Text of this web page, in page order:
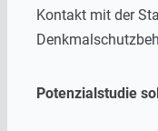
Kontakt mit der
Potenzialstudie